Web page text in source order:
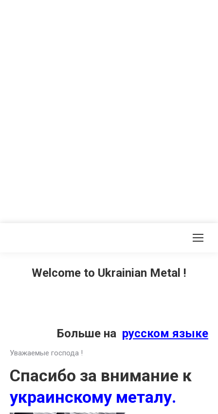
Welcome to Ukrainian Metal !
Больше на русском языке
Уважаемые господа !
Спасибо за внимание к
украинскому металу.